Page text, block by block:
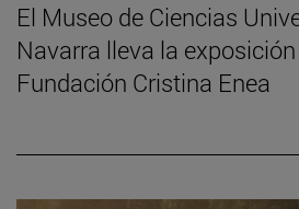
El Museo de Ciencias
Navarra lleva la exposición
Fundación Cristina Enea